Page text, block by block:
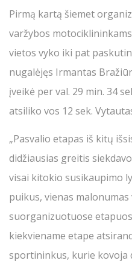
Pirmą kartą šiemet
varžybos
vietos vyko iki pat
nugalėjęs Irmantas
įveikė per val. 29 min. 34
atsiliko vos 12 sek.
„Pasvalio etapas iš kitų
didžiausias greitis
visai kitokio susikaupimo
puikus, vienas
suorganizuotuose
kiekviename etape
sportininkus, kurie kovoja